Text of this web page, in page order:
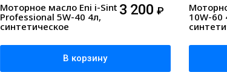
Моторное масло Eni i-Sint
Professional 5W-40 4л,
синтетическое
3 200 ₽
В корзину
10W-60